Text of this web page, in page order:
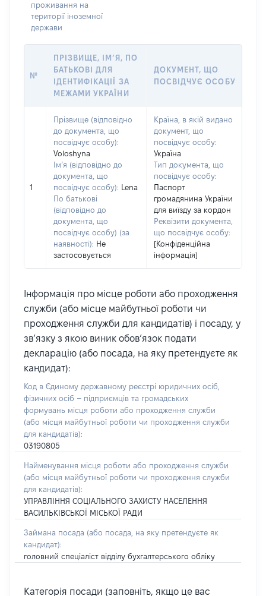
проживання на
території іноземної
держави
№
ПРІЗВИЩЕ, ІМ’Я, ПО
БАТЬКОВІ ДЛЯ
ІДЕНТИФІКАЦІЇ ЗА
МЕЖАМИ УКРАЇНИ
ДОКУМЕНТ, ЩО
ПОСВІДЧУЄ ОСОБУ
1
Прізвище (відповідно
до документа, що
посвідчує особу):
Voloshyna
Ім’я (відповідно до
документа, що
посвідчує особу):
Lena
По батькові
(відповідно до
документа, що
посвідчує особу) (за
наявності): Не
застосовується
Країна, в якій видано
документ, що
посвідчує особу:
Україна
Тип документа, що
посвідчує особу:
Паспорт
громадянина України
для виїзду за кордон
Реквізити документа,
що посвідчує особу:
[Конфіденційна
інформація]
Інформація про місце роботи або проходження
служби (або місце майбутньої роботи чи
проходження служби для кандидатів) і посаду, у
зв’язку з якою виник обов’язок подати
декларацію (або посада, на яку претендуєте як
кандидат):
Код в Єдиному державному реєстрі юридичних осіб,
фізичних осіб – підприємців та громадських
формувань місця роботи або проходження служби
(або місця майбутньої роботи чи проходження служби
для кандидатів):
03190805
Найменування місця роботи або проходження служби
(або місця майбутньої роботи чи проходження служби
для кандидатів):
УПРАВЛІННЯ СОЦІАЛЬНОГО ЗАХИСТУ НАСЕЛЕННЯ
ВАСИЛЬКІВСЬКОЇ МІСЬКОЇ РАДИ
Займана посада (або посада, на яку претендуєте як
кандидат):
головний спеціаліст відділу бухгалтерського обліку
Категорія посади (заповніть, якщо це вас